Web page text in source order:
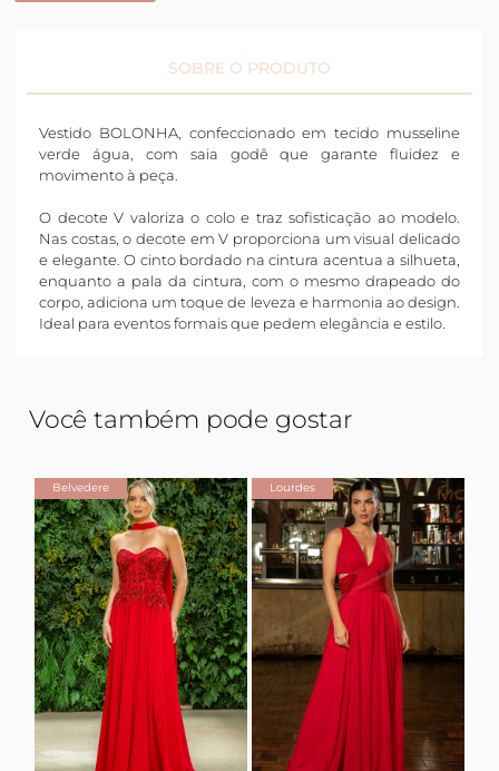
SOBRE O PRODUTO
Vestido BOLONHA, confeccionado em tecido musseline
verde água, com saia godê que garante fluidez e
movimento à peça.
O decote V valoriza o colo e traz sofisticação ao modelo.
Nas costas, o decote em V proporciona um visual delicado
e elegante. O cinto bordado na cintura acentua a silhueta,
enquanto a pala da cintura, com o mesmo drapeado do
corpo, adiciona um toque de leveza e harmonia ao design.
Ideal para eventos formais que pedem elegância e estilo.
Você também pode gostar
Belvedere Lourdes